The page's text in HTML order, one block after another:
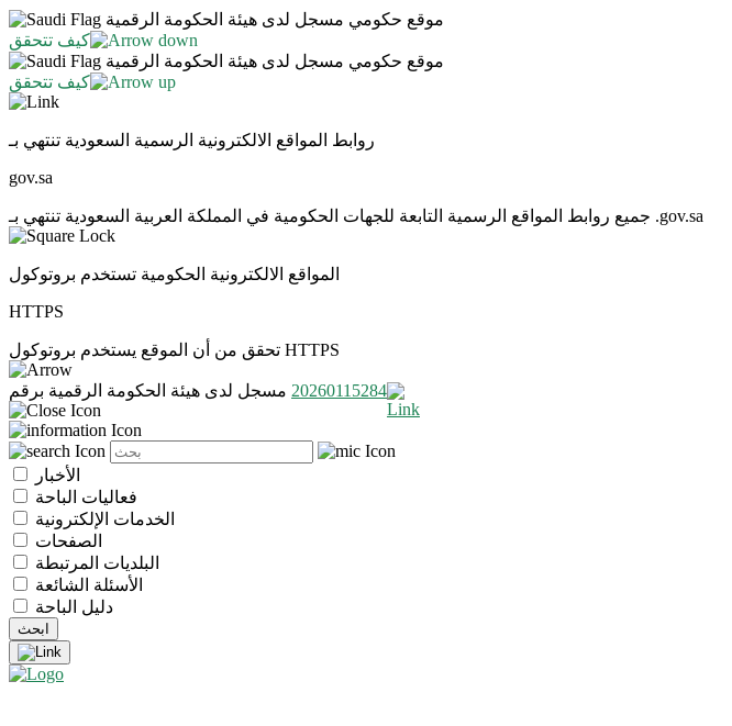
موقع حكومي مسجل لدى هيئة الحكومة الرقمية
كيف تتحقق
موقع حكومي مسجل لدى هيئة الحكومة الرقمية
كيف تتحقق
روابط المواقع الالكترونية الرسمية السعودية تنتهي بـ
gov.sa
جميع روابط المواقع الرسمية التابعة للجهات الحكومية في المملكة العربية السعودية تنتهي بـ .gov.sa
المواقع الالكترونية الحكومية تستخدم بروتوكول
HTTPS
تحقق من أن الموقع يستخدم بروتوكول HTTPS
مسجل لدى هيئة الحكومة الرقمية برقم 20260115284
الأخبار
فعاليات الباحة
الخدمات الإلكترونية
الصفحات
البلديات المرتبطة
الأسئلة الشائعة
دليل الباحة